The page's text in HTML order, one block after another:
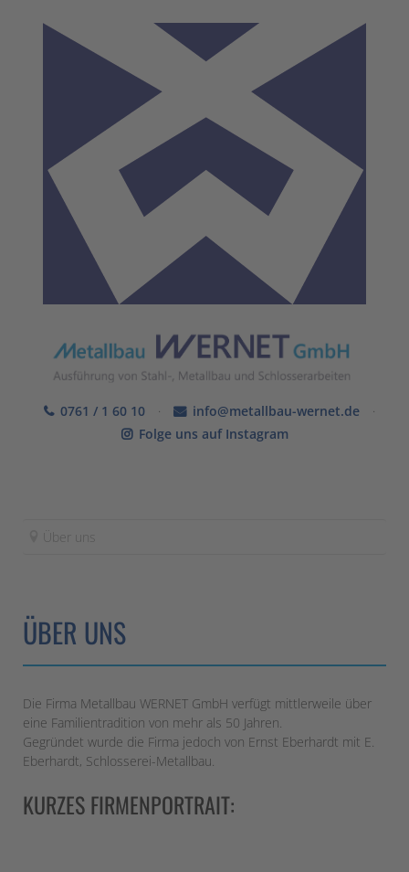
0761 / 1 60 10 · info@metallbau-wernet.de
·
Folge uns auf Instagram
Über uns
ÜBER UNS
Die Firma Metallbau WERNET GmbH verfügt mittlerweile über
eine Familientradition von mehr als 50 Jahren.
Gegründet wurde die Firma jedoch von Ernst Eberhardt mit E.
Eberhardt, Schlosserei-Metallbau.
KURZES FIRMENPORTRAIT: